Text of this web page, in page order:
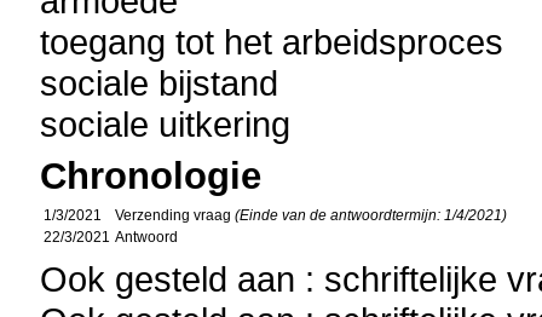
toegang tot het arbeidsproces
sociale bijstand
sociale uitkering
Chronologie
1/3/2021 Verzending vraag(Einde van de antwoordtermijn: 1/4/2021)
22/3/2021 Antwoord
Ook gesteld aan : schriftelijke